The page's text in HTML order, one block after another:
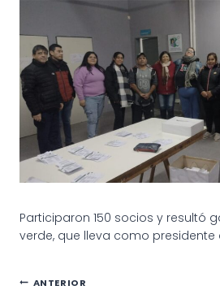
Participaron 150 socios y resultó
verde, que lleva como presidente
ANTERIOR